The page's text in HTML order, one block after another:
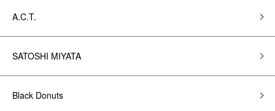
A.C.T.
SATOSHI MIYATA
Black Donuts